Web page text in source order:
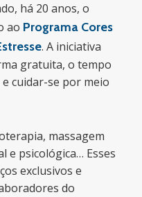
há 20 anos, o
ao Programa Cores
. A iniciativa
gratuita, o tempo
cuidar-se por meio
massagem
e psicológica… Esses
exclusivos e
do